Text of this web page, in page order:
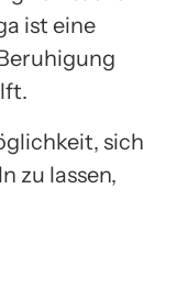
ist eine
sich
zu lassen,